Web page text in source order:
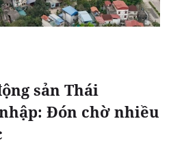
sản Thái
Đón chờ nhiều